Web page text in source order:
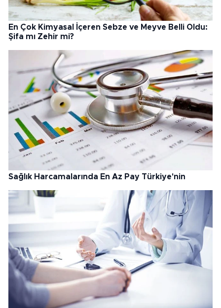
En Çok Kimyasal İçeren Sebze ve Meyve Belli Oldu:
Şifa mı Zehir mi?
Sağlık Harcamalarında En Az Pay Türkiye'nin